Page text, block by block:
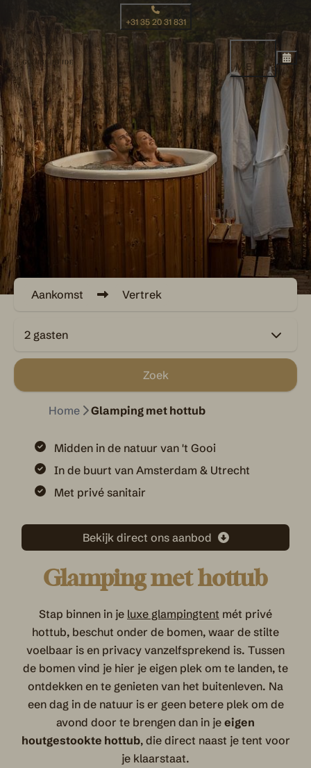
+31 35 20 31 831
MENU
Aankomst Vertrek
2 gasten
Zoek
Home Glamping met hottub
Midden in de natuur van 't Gooi
In de buurt van Amsterdam & Utrecht
Met privé sanitair
Bekijk direct ons aanbod
Glamping met hottub
Stap binnen in je luxe glampingtent mét privé
hottub, beschut onder de bomen, waar de stilte
voelbaar is en privacy vanzelfsprekend is. Tussen
de bomen vind je hier je eigen plek om te landen, te
ontdekken en te genieten van het buitenleven. Na
een dag in de natuur is er geen betere plek om de
avond door te brengen dan in je eigen
houtgestookte hottub, die direct naast je tent voor
je klaarstaat.